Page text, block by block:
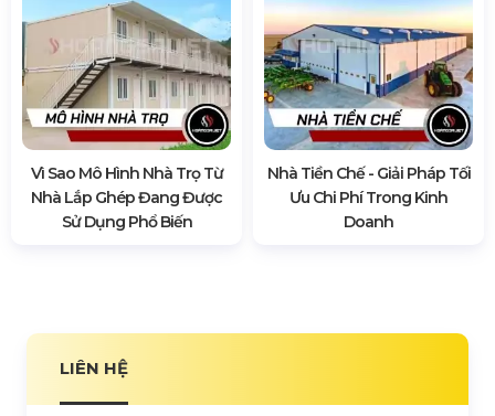
Vì Sao Mô Hình Nhà Trọ Từ
Nhà Lắp Ghép Đang Được
Sử Dụng Phổ Biến
Nhà Tiền Chế - Giải Pháp Tối
Ưu Chi Phí Trong Kinh
Doanh
LIÊN HỆ